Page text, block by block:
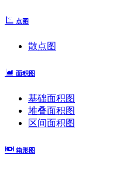
点图
散点图
面积图
基础面积图
堆叠面积图
区间面积图
箱形图